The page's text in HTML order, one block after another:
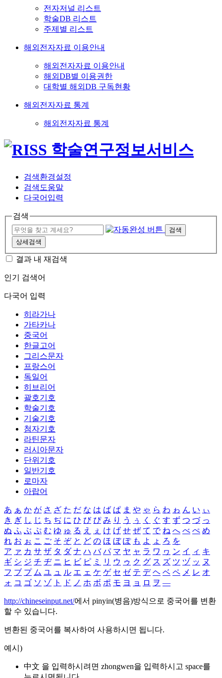
전자저널 리스트
학술DB 리스트
주제별 리스트
해외전자자료 이용안내
해외전자자료 이용안내
해외DB별 이용권한
대학별 해외DB 구독현황
해외전자자료 통계
해외전자자료 통계
검색환경설정
검색도움말
다국어입력
검색
검색
상세검색
결과 내 재검색
인기 검색어
다국어 입력
히라가나
가타카나
중국어
한글고어
그리스문자
프랑스어
독일어
히브리어
괄호기호
학술기호
기술기호
첨자기호
라틴문자
러시아문자
단위기호
일반기호
로마자
아랍어
あ ぁ か が さ ざ た だ な は ば ぱ ま や ゃ ら わ ゎ ん い ぃ
き ぎ し じ ち ぢ に ひ び ぴ み り う ぅ く ぐ す ず つ づ っ
ぬ ふ ぶ ぷ む ゆ ゅ る え ぇ け げ せ ぜ て で ね へ べ ぺ め
れ お ぉ こ ご そ ぞ と ど の ほ ぼ ぽ も よ ょ ろ を
ア ァ カ サ ザ タ ダ ナ ハ バ パ マ ヤ ャ ラ ワ ヮ ン イ ィ キ
ギ シ ジ チ ヂ ニ ヒ ビ ピ ミ リ ウ ゥ ク グ ス ズ ツ ヅ ッ ヌ
フ ブ プ ム ユ ュ ル エ ェ ケ ゲ セ ゼ テ デ ヘ ベ ペ メ レ オ
ォ コ ゴ ソ ゾ ト ド ノ ホ ボ ポ モ ヨ ョ ロ ヲ ―
http://chineseinput.net/에서 pinyin(병음)방식으로 중국어를 변환
할 수 있습니다.
변환된 중국어를 복사하여 사용하시면 됩니다.
예시)
中文 을 입력하시려면 zhongwen을 입력하시고 space를